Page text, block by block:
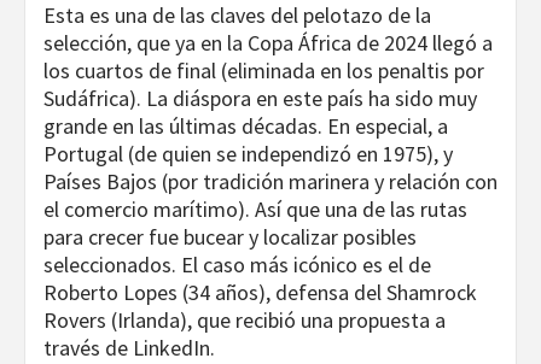
Esta es una de las claves del pelotazo de la
selección, que ya en la Copa África de 2024 llegó a
los cuartos de final (eliminada en los penaltis por
Sudáfrica). La diáspora en este país ha sido muy
grande en las últimas décadas. En especial, a
Portugal (de quien se independizó en 1975), y
Países Bajos (por tradición marinera y relación con
el comercio marítimo). Así que una de las rutas
para crecer fue bucear y localizar posibles
seleccionados. El caso más icónico es el de
Roberto Lopes (34 años), defensa del Shamrock
Rovers (Irlanda), que recibió una propuesta a
través de LinkedIn.